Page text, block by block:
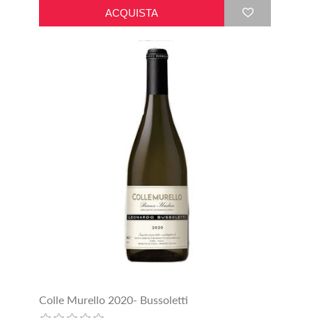
Colle Murello 2020- Bussoletti